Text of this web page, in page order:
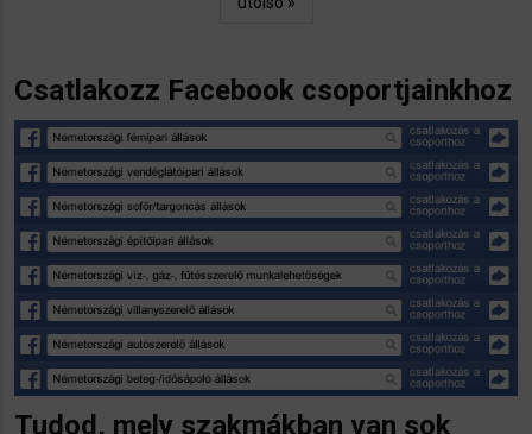
Csatlakozz Facebook csoportjainkhoz
Tudod, mely szakmákban van sok